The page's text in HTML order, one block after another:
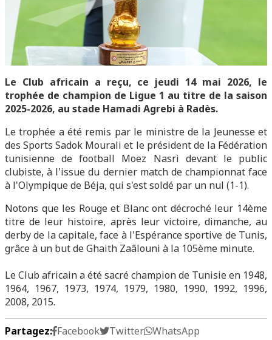
Le Club africain a reçu, ce jeudi 14 mai 2026, le
trophée de champion de Ligue 1 au titre de la saison
2025-2026, au stade Hamadi Agrebi à Radès.
Le trophée a été remis par le ministre de la Jeunesse et
des Sports Sadok Mourali et le président de la Fédération
tunisienne de football Moez Nasri devant le public
clubiste, à l'issue du dernier match de championnat face
à l'Olympique de Béja, qui s'est soldé par un nul (1-1).
Notons que les Rouge et Blanc ont décroché leur 14ème
titre de leur histoire, après leur victoire, dimanche, au
derby de la capitale, face à l'Espérance sportive de Tunis,
grâce à un but de Ghaith Zaâlouni à la 105ème minute.
Le Club africain a été sacré champion de Tunisie en 1948,
1964, 1967, 1973, 1974, 1979, 1980, 1990, 1992, 1996,
2008, 2015.
Partagez: Facebook Twitter WhatsApp